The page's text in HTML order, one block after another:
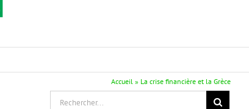
Accueil » La crise financière et la Grèce
Rechercher: